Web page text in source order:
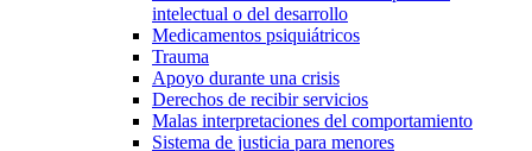
intelectual o del desarrollo
Medicamentos psiquiátricos
Trauma
Apoyo durante una crisis
Derechos de recibir servicios
Malas interpretaciones del comportamiento
Sistema de justicia para menores